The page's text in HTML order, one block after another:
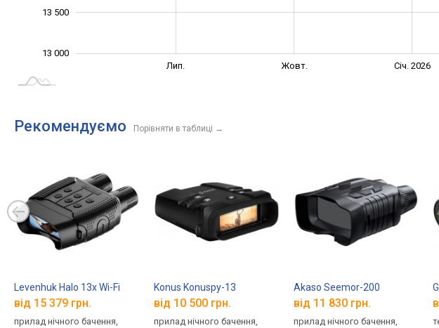
13 000
13 500
Лип. Жовт. Січ. 2026
Рекомендуємо Порівняти в таблиці →
Levenhuk Halo 13x Wi-Fi
від 15 379 грн.
прилад нічного бачення,
Konus Konuspy-13
від 10 500 грн.
прилад нічного бачення,
Akaso Seemor-200
від 11 830 грн.
прилад нічного бачення,